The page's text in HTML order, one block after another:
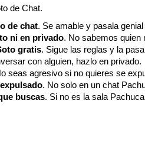
de Chat.
de chat. Se amable y pasala
ni en privado. No sabemos quien
gratis. Sigue las reglas y la
con alguien, hazlo en privado.
seas agresivo si no quieres se
. No solo en un chat
buscas. Si no es la sala